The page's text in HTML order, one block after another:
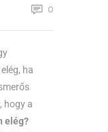
0
ha
hogy a
elég?